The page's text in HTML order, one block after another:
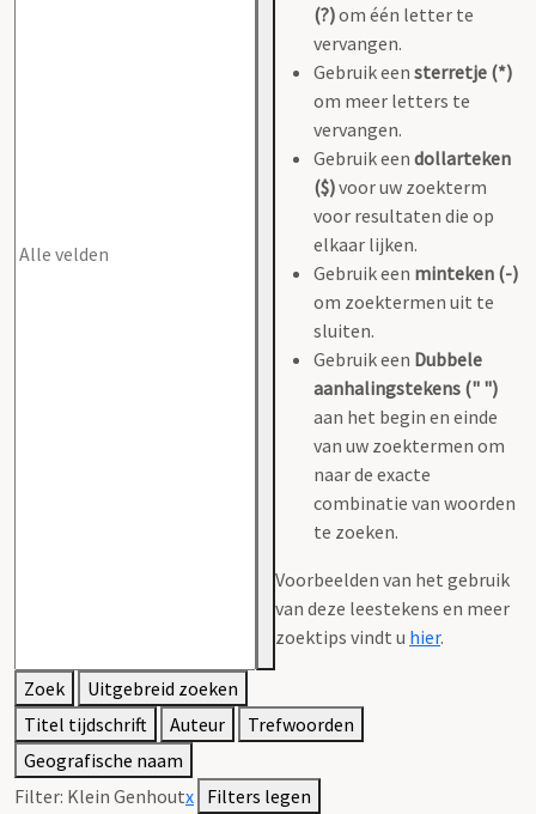
(?)om één letter te
vervangen.
Gebruik een sterretje (*)
om meer letters te
vervangen.
Gebruik een dollarteken
($)voor uw zoekterm
voor resultaten die op
elkaar lijken.
Gebruik een minteken (-)
om zoektermen uit te
sluiten.
Gebruik een Dubbele
aanhalingstekens (" ")
aan het begin en einde
van uw zoektermen om
naar de exacte
combinatie van woorden
te zoeken.
Voorbeelden van het gebruik
van deze leestekens en meer
zoektips vindt u hier.
Zoek
Uitgebreid zoeken
Titel tijdschrift
Auteur
Trefwoorden
Geografische naam
Filter: Klein Genhoutx Filters legen